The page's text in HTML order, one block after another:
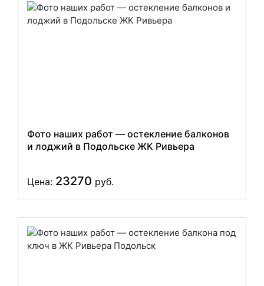
Фото наших работ — остекление балконов
и лоджий в Подольске ЖК Ривьера
Цена: 23270 руб.